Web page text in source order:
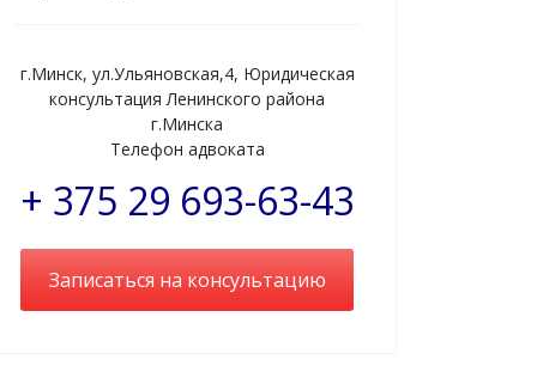
г.Минск, ул.Ульяновская,4, Юридическая
консультация Ленинского района
г.Минска
Телефон адвоката
+ 375 29 693-63-43
Записаться на консультацию